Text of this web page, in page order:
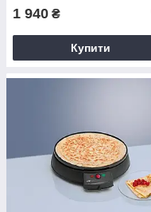
1 940 ₴
Купити